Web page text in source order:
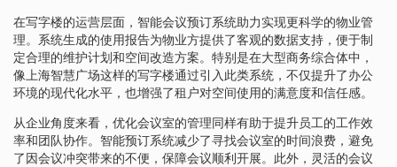
在写字楼的运营层面，智能会议预订系统助力实现更科学的物业管
理。系统生成的使用报告为物业方提供了客观的数据支持，便于制
定合理的维护计划和空间改造方案。特别是在大型商务综合体中，
像上海智慧广场这样的写字楼通过引入此类系统，不仅提升了办公
环境的现代化水平，也增强了租户对空间使用的满意度和信任感。
从企业角度来看，优化会议室的管理同样有助于提升员工的工作效
率和团队协作。智能预订系统减少了寻找会议室的时间浪费，避免
了因会议冲突带来的不便，保障会议顺利开展。此外，灵活的会议